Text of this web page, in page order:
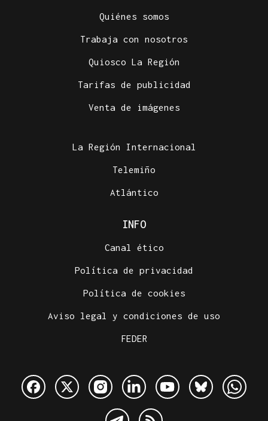
Quiénes somos
Trabaja con nosotros
Quiosco La Región
Tarifas de publicidad
Venta de imágenes
La Región Internacional
Telemiño
Atlántico
INFO
Canal ético
Política de privacidad
Política de cookies
Aviso legal y condiciones de uso
FEDER